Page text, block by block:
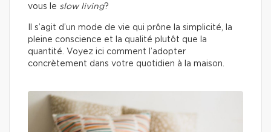
vous le slow living?
Il s’agit d’un mode de vie qui prône la simplicité, la
pleine conscience et la qualité plutôt que la
quantité. Voyez ici comment l’adopter
concrètement dans votre quotidien à la maison.